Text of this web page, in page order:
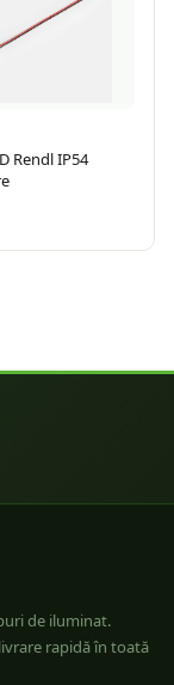
Rendl IP54
de iluminat.
rapidă în toată